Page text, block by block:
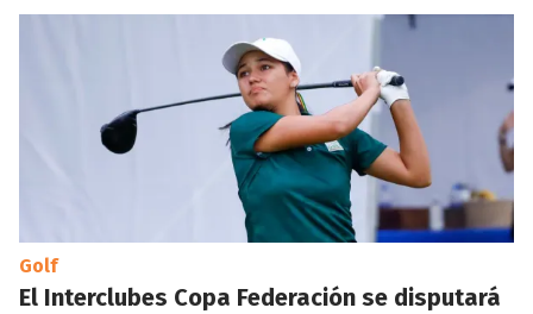
Golf
El Interclubes Copa Federación se disputará